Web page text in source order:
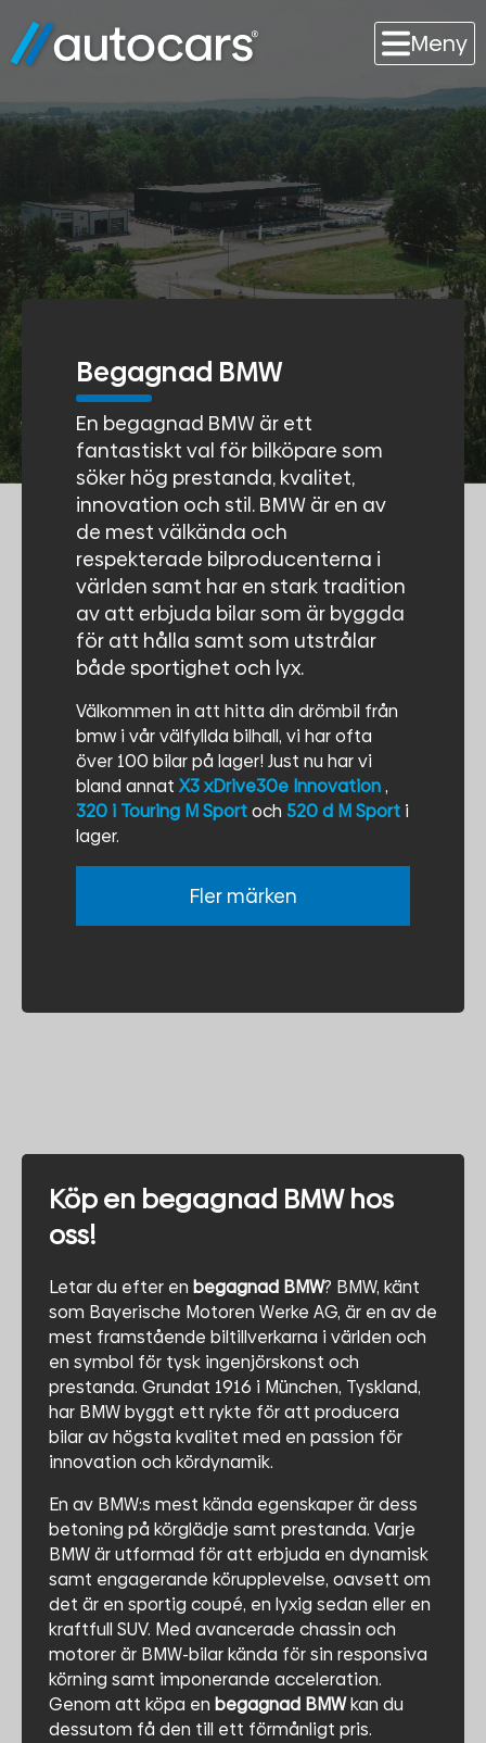
Meny
Begagnad BMW
En begagnad BMW är ett
fantastiskt val för bilköpare som
söker hög prestanda, kvalitet,
innovation och stil. BMW är en av
de mest välkända och
respekterade bilproducenterna i
världen samt har en stark tradition
av att erbjuda bilar som är byggda
för att hålla samt som utstrålar
både sportighet och lyx.
Välkommen in att hitta din drömbil från
bmw i vår välfyllda bilhall, vi har ofta
över 100 bilar på lager! Just nu har vi
bland annat X3 xDrive30e Innovation,
320 i Touring M Sportoch 520 d M Sport i
lager.
Fler märken
Köp en begagnad BMW hos
oss!
Letar du efter en begagnad BMW? BMW, känt
som Bayerische Motoren Werke AG, är en av de
mest framstående biltillverkarna i världen och
en symbol för tysk ingenjörskonst och
prestanda. Grundat 1916 i München, Tyskland,
har BMW byggt ett rykte för att producera
bilar av högsta kvalitet med en passion för
innovation och kördynamik.
En av BMW:s mest kända egenskaper är dess
betoning på körglädje samt prestanda. Varje
BMW är utformad för att erbjuda en dynamisk
samt engagerande körupplevelse, oavsett om
det är en sportig coupé, en lyxig sedan eller en
kraftfull SUV. Med avancerade chassin och
motorer är BMW-bilar kända för sin responsiva
körning samt imponerande acceleration.
Genom att köpa en begagnad BMWkan du
dessutom få den till ett förmånligt pris.